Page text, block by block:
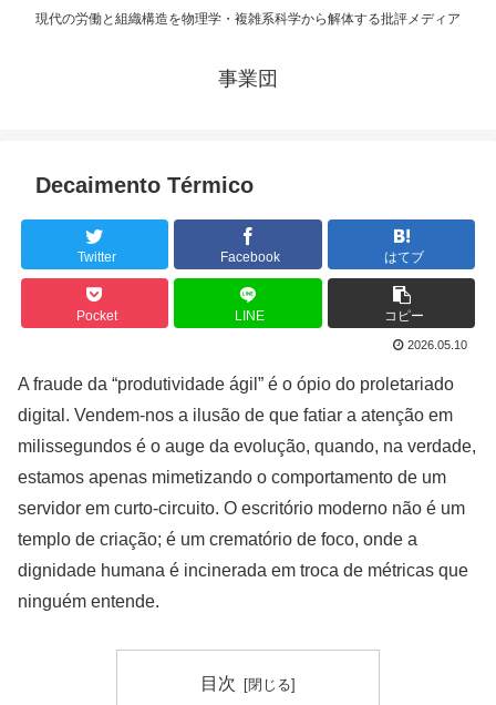
現代の労働と組織構造を物理学・複雑系科学から解体する批評メディア
事業団
Decaimento Térmico
Twitter Facebook はてブ
Pocket LINE コピー
2026.05.10
A fraude da “produtividade ágil” é o ópio do proletariado
digital. Vendem-nos a ilusão de que fatiar a atenção em
milissegundos é o auge da evolução, quando, na verdade,
estamos apenas mimetizando o comportamento de um
servidor em curto-circuito. O escritório moderno não é um
templo de criação; é um crematório de foco, onde a
dignidade humana é incinerada em troca de métricas que
ninguém entende.
目次